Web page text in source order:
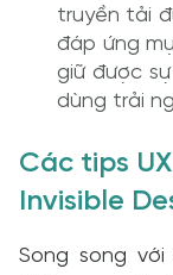
truyền tải
đáp ứng
giữ được
dùng trải
Các tips
Invisible
Song song